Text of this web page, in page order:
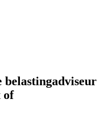
belastingadviseur
of